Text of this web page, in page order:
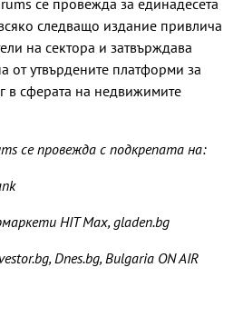
следващо издание привлича
на сектора и затвърждава
от утвърдените платформи за
в сферата на недвижимите
се провежда с подкрепата на:
HIT Max, gladen.bg
Dnes.bg, Bulgaria ON AIR